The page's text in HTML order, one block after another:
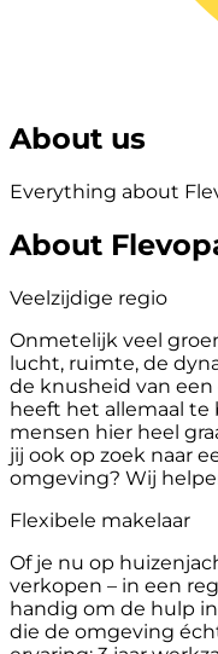
About us
Everything about
About
Veelzijdige regio
Onmetelijk veel
lucht, ruimte, de
de knusheid van een
heeft het allemaal te
mensen hier heel
jij ook op zoek naar
omgeving? Wij
Flexibele makelaar
Of je nu op
verkopen – in een
handig om de hulp
die de omgeving